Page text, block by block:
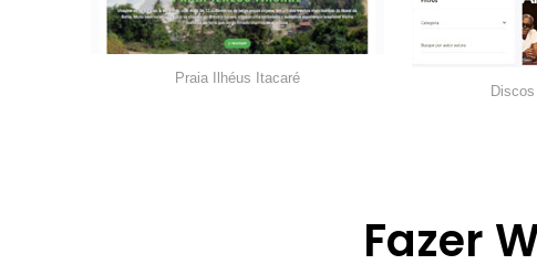
Praia Ilhéus Itacaré
Fazer